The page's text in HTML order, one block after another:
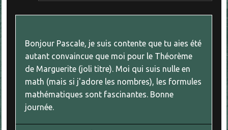
Bonjour Pascale, je suis contente que tu aies été
autant convaincue que moi pour le Théorème
de Marguerite (joli titre). Moi qui suis nulle en
math (mais si j'adore les nombres), les formules
mathématiques sont fascinantes. Bonne
journée.